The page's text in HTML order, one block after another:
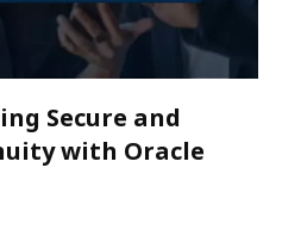
Secure and
with Oracle